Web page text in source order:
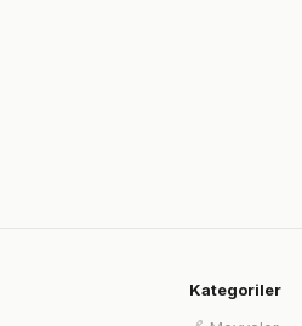
Kategoriler